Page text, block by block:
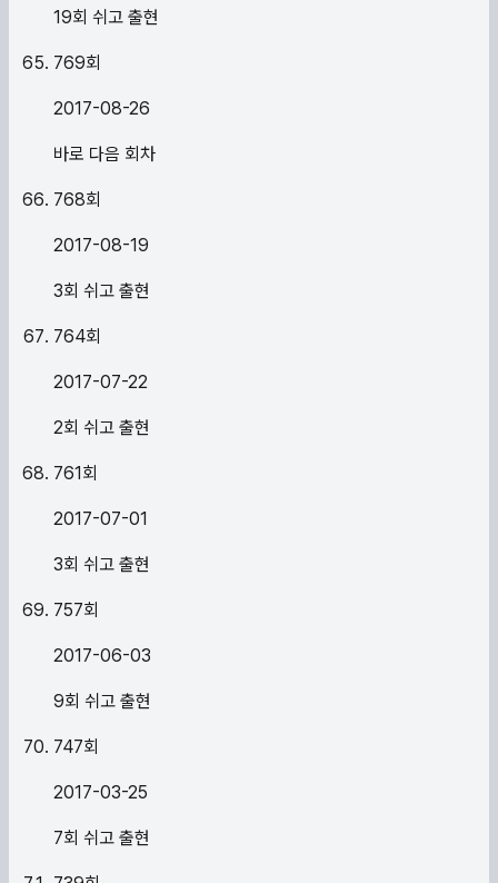
19회 쉬고 출현
769회
2017-08-26
바로 다음 회차
768회
2017-08-19
3회 쉬고 출현
764회
2017-07-22
2회 쉬고 출현
761회
2017-07-01
3회 쉬고 출현
757회
2017-06-03
9회 쉬고 출현
747회
2017-03-25
7회 쉬고 출현